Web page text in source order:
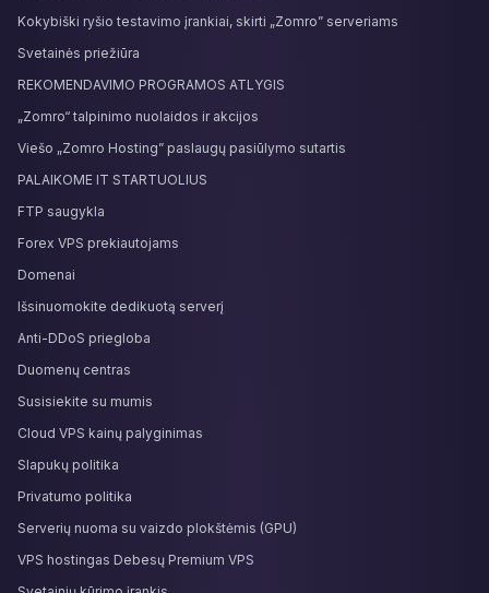
Kokybiški ryšio testavimo įrankiai, skirti „Zomro” serveriams
Svetainės priežiūra
REKOMENDAVIMO PROGRAMOS ATLYGIS
„Zomro“ talpinimo nuolaidos ir akcijos
Viešo „Zomro Hosting” paslaugų pasiūlymo sutartis
PALAIKOME IT STARTUOLIUS
FTP saugykla
Forex VPS prekiautojams
Domenai
Išsinuomokite dedikuotą serverį
Anti-DDoS priegloba
Duomenų centras
Susisiekite su mumis
Cloud VPS kainų palyginimas
Slapukų politika
Privatumo politika
Serverių nuoma su vaizdo plokštėmis (GPU)
VPS hostingas Debesų Premium VPS